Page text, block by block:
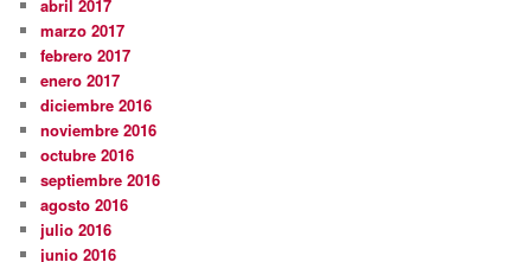
abril 2017
marzo 2017
febrero 2017
enero 2017
diciembre 2016
noviembre 2016
octubre 2016
septiembre 2016
agosto 2016
julio 2016
junio 2016